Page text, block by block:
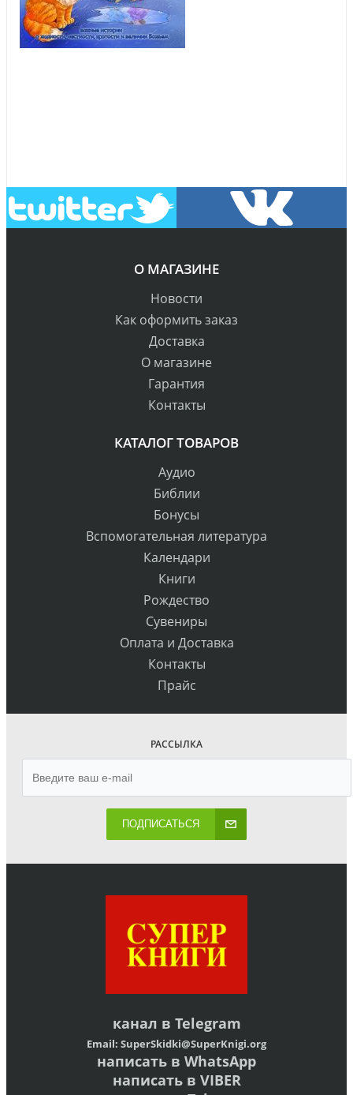
О МАГАЗИНЕ
Новости
Как оформить заказ
Доставка
О магазине
Гарантия
Контакты
КАТАЛОГ ТОВАРОВ
Аудио
Библии
Бонусы
Вспомогательная литература
Календари
Книги
Рождество
Сувениры
Оплата и Доставка
Контакты
Прайс
РАССЫЛКА
ПОДПИСАТЬСЯ
канал в Telegram
Email: SuperSkidki@SuperKnigi.org
написать в WhatsApp
написать в VIBER